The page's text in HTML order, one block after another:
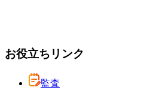
お役立ちリンク
監査